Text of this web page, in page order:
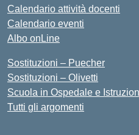
Calendario attività docenti
Calendario eventi
Albo onLine
Sostituzioni – Puecher
Sostituzioni – Olivetti
Scuola in Ospedale e
Tutti gli argomenti